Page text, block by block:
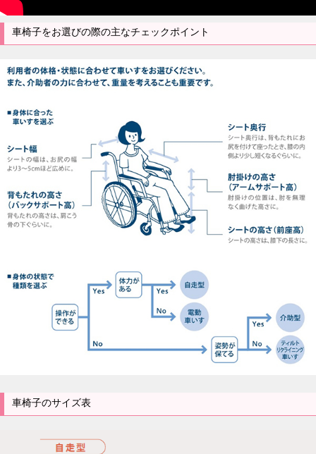
車椅子をお選びの際の主なチェックポイント
車椅子のサイズ表